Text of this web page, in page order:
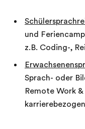
und
z.B. Coding-,
Sprach- oder
Remote Work